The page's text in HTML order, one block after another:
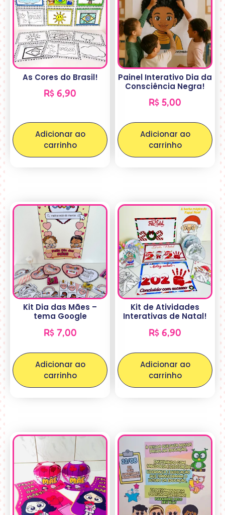
As Cores do Brasil!
R$ 6,90
Adicionar ao
carrinho
Painel Interativo Dia da
Consciência Negra!
R$ 5,00
Adicionar ao
carrinho
Kit Dia das Mães –
tema Google
R$7,00
Adicionar ao
carrinho
Kit de Atividades
Interativas de Natal!
R$ 6,90
Adicionar ao
carrinho